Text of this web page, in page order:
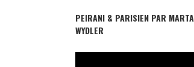
PEIRANI & PARISIEN PAR MARTA
WYDLER